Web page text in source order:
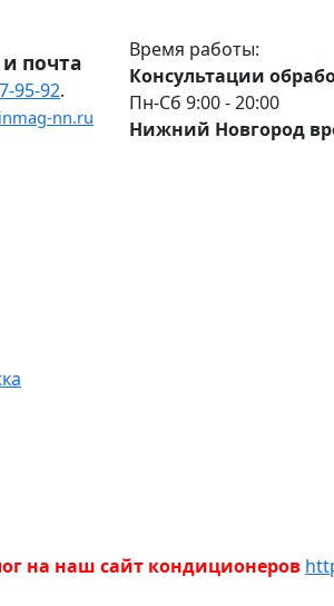
почта
95-92.
nn.ru
Время работы:
Консультации
Пн-Сб 9:00 - 20:00
Нижний Новгород
на наш сайт кондиционеров